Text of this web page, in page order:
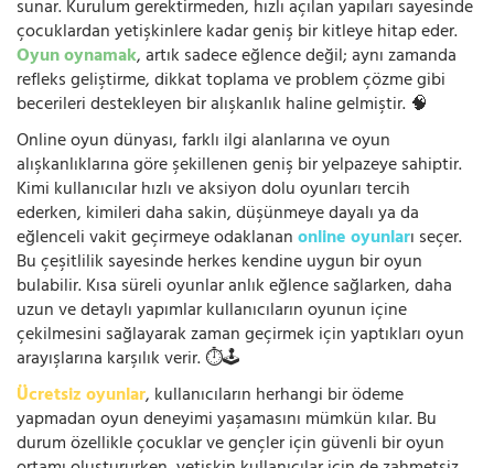
sunar. Kurulum gerektirmeden, hızlı açılan yapıları sayesinde
çocuklardan yetişkinlere kadar geniş bir kitleye hitap eder.
Oyun oynamak, artık sadece eğlence değil; aynı zamanda
refleks geliştirme, dikkat toplama ve problem çözme gibi
becerileri destekleyen bir alışkanlık haline gelmiştir. 🧠
Online oyun dünyası, farklı ilgi alanlarına ve oyun
alışkanlıklarına göre şekillenen geniş bir yelpazeye sahiptir.
Kimi kullanıcılar hızlı ve aksiyon dolu oyunları tercih
ederken, kimileri daha sakin, düşünmeye dayalı ya da
eğlenceli vakit geçirmeye odaklananonline oyunları seçer.
Bu çeşitlilik sayesinde herkes kendine uygun bir oyun
bulabilir. Kısa süreli oyunlar anlık eğlence sağlarken, daha
uzun ve detaylı yapımlar kullanıcıların oyunun içine
çekilmesini sağlayarak zaman geçirmek için yaptıkları oyun
arayışlarına karşılık verir. ⏱️🕹️
Ücretsiz oyunlar, kullanıcıların herhangi bir ödeme
yapmadan oyun deneyimi yaşamasını mümkün kılar. Bu
durum özellikle çocuklar ve gençler için güvenli bir oyun